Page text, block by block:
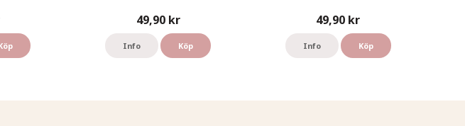
49,90 kr
Info Köp
49,90 kr
Info Köp